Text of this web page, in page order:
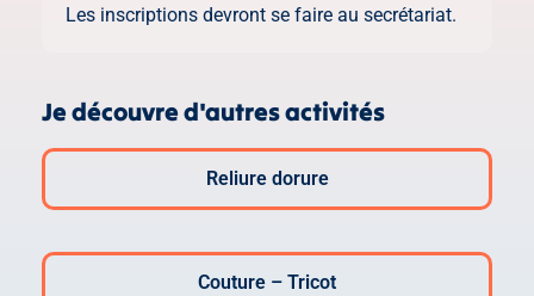
Les inscriptions devront se faire au secrétariat.
Je découvre d'autres activités
Reliure dorure
Couture – Tricot